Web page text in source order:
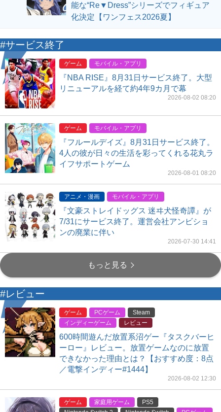
能な“Re▼Dress”シリーズでフィギュア
化決定【ワンフェス2026夏】
#サービス終了
ゲーム モバイル・アプリ
『NBA RISE』8月31日サービス終了。大型
リニューアルを経て約4年9カ月で幕
2026-08-02 08:20
ゲーム モバイル・アプリ
『フルールデイズ』8月31日サービス終了。
4人の彼が日々の生活を彩ってくれる花丸ラ
イフサポートゲーム
2026-08-01 08:20
アニメ・漫画 モバイル・アプリ
『文豪ストレイドッグス 迷ヰ犬怪奇譚』が
7/31にサービス終了。運営会社アンビショ
ンの廃業に伴い
2026-07-30 14:41
もっと見る
#レビュー
ゲーム PCゲーム
Steam
インディーゲーム
レビュー
600時間遊んだ放置系沼ゲー『タスクバーヒ
ーロー』レビュー。放置ゲームなのに放置
できなかった理由とは？【おすすめ度：8点
／電撃インディー#1444】
2026-08-02 12:30
ゲーム 家庭用ゲーム
PS5